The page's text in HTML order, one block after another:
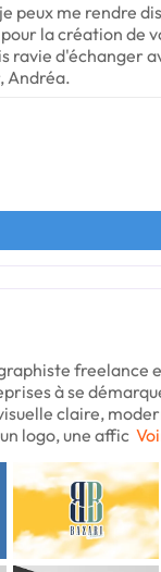
peux me rendre
la création de
ravie d'échanger
Andréa.
freelance
à se
claire,
logo, une affic